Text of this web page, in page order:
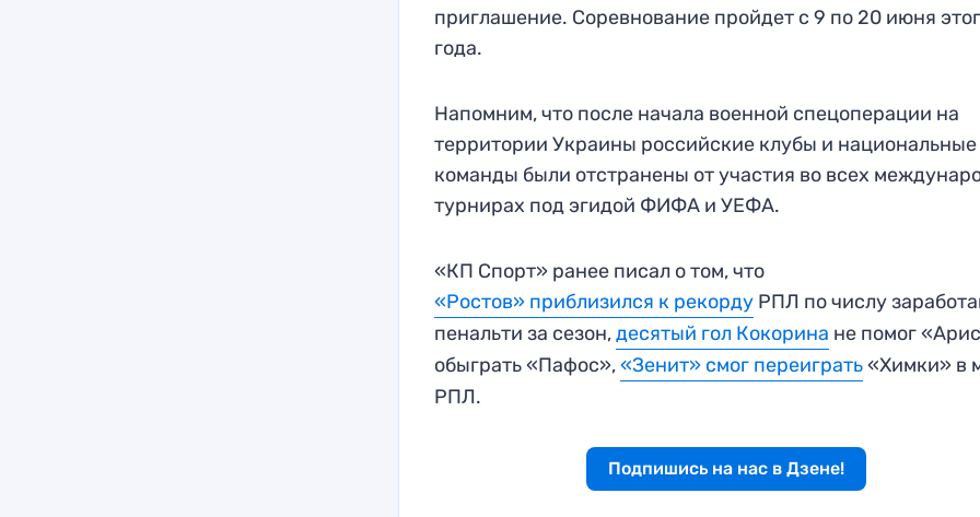
приглашение. Соревнование пройдет с 9 по 20 июня
года.
Напомним, что после начала военной спецоперации на
территории Украины российские клубы и национальные
команды были отстранены от участия во всех
турнирах под эгидой ФИФА и УЕФА.
«КП Спорт» ранее писал о том, что
«Ростов» приблизился к рекорду РПЛ по числу
пенальти за сезон,десятый гол Кокорина не помог
обыграть «Пафос»,«Зенит» смог переиграть«Химки» в
РПЛ.
Подпишись на нас в Дзене!